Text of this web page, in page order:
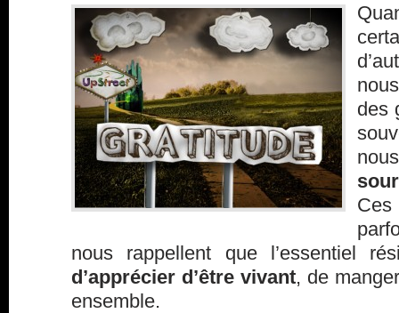
des
nous rappellent que l’essentiel
d’apprécier d’être vivant, de
ensemble.